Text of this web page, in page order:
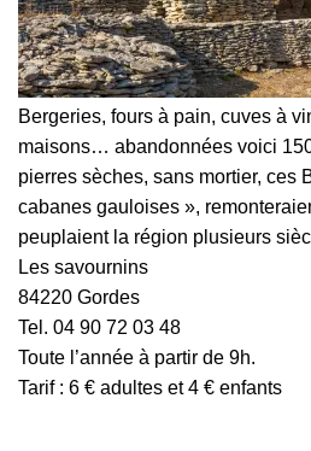
Bergeries, fours à pain, cuves à
maisons… abandonnées voici
pierres sèches, sans mortier, ces
cabanes gauloises »,
peuplaient la région plusieurs
Les savournins
84220 Gordes
Tel. 04 90 72 03 48
Toute l’année à partir de 9h.
Tarif : 6 € adultes et 4 € enfants